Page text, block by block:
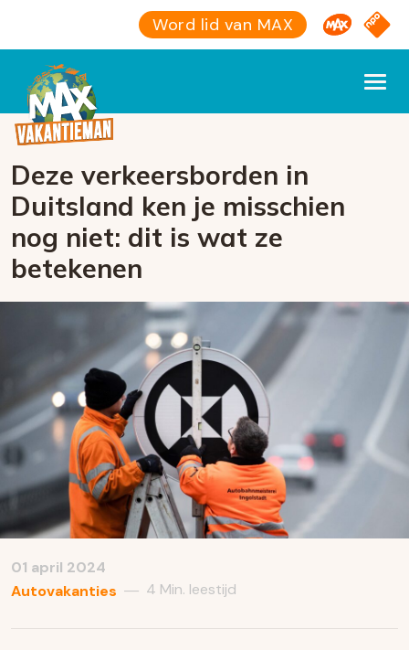
Word lid van MAX Omroep
NPO
Deze verkeersborden in
Duitsland ken je misschien
nog niet: dit is wat ze
betekenen
01 april 2024
Autovakanties — 4 Min. leestijd